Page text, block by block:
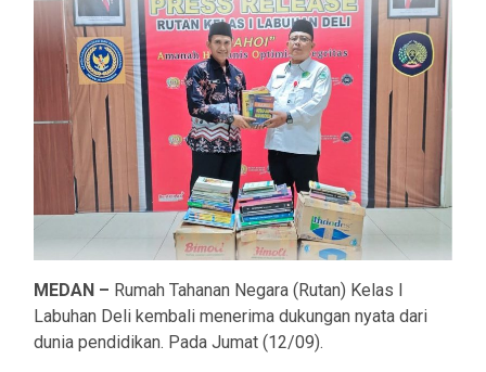
MEDAN – Rumah Tahanan Negara (Rutan) Kelas I
Labuhan Deli kembali menerima dukungan nyata dari
dunia pendidikan. Pada Jumat (12/09).